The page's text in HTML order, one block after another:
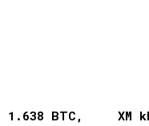
BTC,
XM